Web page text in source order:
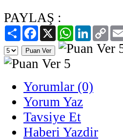
PAYLAŞ :
PaylaşFacebook
X WhatsAppLinkedIn
Copy
Link
Yorumlar (0)
Yorum Yaz
Tavsiye Et
Haberi Yazdir